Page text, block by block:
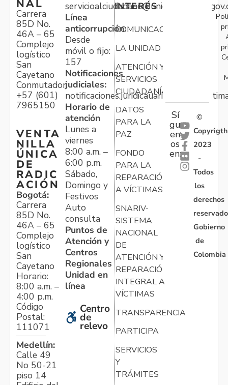
NAL
Carrera
85D No.
46A – 65
Complejo
logístico
San
Cayetano
Conmutador:
+57 (601)
7965150
VENTA
NILLA
ÚNICA
DE
RADIC
ACIÓN
Bogotá:
Carrera
85D No.
46A – 65
Complejo
logístico
San
Cayetano
Horario:
8:00 a.m. –
4:00 p.m.
Código
Postal:
111071
Medellín:
Calle 49
No 50-21
piso 14
Línea
anticorrupción:
Desde
móvil o fijo:
157
Notificaciones
judiciales:
Horario de
atención
Lunes a
viernes
8:00 a.m. –
6:00 p.m.
Sábado,
Domingo y
Festivos
Auto
consulta
Puntos de
Atención y
Centros
Regionales
Unidad en
línea
Centro
de
relevo
INTERÉS
COMUNICACIONES
LA UNIDAD
ATENCIÓN Y
SERVICIOS
CIUDADANÍA
DATOS
PARA LA
PAZ
FONDO
PARA LA
REPARACIÓN
A VÍCTIMAS
SNARIV-
SISTEMA
NACIONAL
DE
ATENCIÓN Y
REPARACIÓN
INTEGRAL A
VÍCTIMAS
TRANSPARENCIA
PARTICIPA
SERVICIOS
Y
TRÁMITES
Sí
gu
en
os
en:
©
Copyrigth
2023
-
Todos
los
derechos
Gobierno
de
Colombia